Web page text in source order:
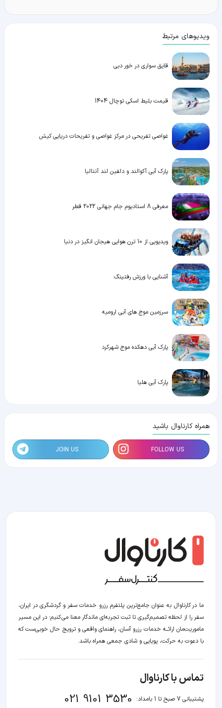
ویدیوهای مرتبط
قایق سواری در خور دبی
قیمت بلیط اسکی توچال 1404
غواصی تفریحی در مرکز غواصی و تفریحات دریایی کیش
پارک آبی آکوالند و دلفین لند آنتالیا
معرفی 8 استادیوم جام جهانی 2022 قطر
ویدیویی از 10 ترن هوایی هیجان انگیز در دنیا
آشنایی با ورزش رفتینگ
سرزمین موج‌ های آبی ارومیه
پارک آبی دهکده موج شهرکرد
پارک آبی هلیا
همراه کارناوال باشید
FOLLOW US
JOIN US
ما در کارناوال به عنوان جامع‌ترین پلتفرم رزرو خدمات سفر و گردشگری در ایران،
سفر را از لحظه‌ تصمیم‌گیری تا ثبت تجربه‌ای ماندگار معنا می‌کنیم؛ در این مسیر‍
ماموریت‌مان اراﺋــﻪ خدمات رزرو آسان، راهنمای واقعی و ترویج حال خوبی‌ست که
با دعوت به حرکت، پویایی و شادی جمعی همراه باشد.
تماس با کارناوال
پشتیبانی 7 صبح تا 1 بامداد: 021 9101 3530